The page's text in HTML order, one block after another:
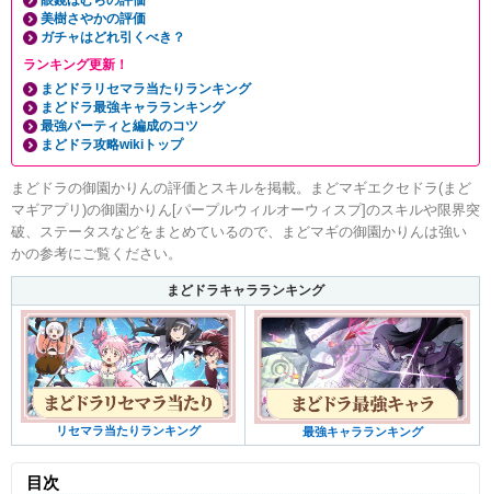
美樹さやかの評価
ガチャはどれ引くべき？
ランキング更新！
まどドラリセマラ当たりランキング
まどドラ最強キャラランキング
最強パーティと編成のコツ
まどドラ攻略wikiトップ
まどドラの御園かりんの評価とスキルを掲載。まどマギエクセドラ(まど
マギアプリ)の御園かりん[パープルウィルオーウィスプ]のスキルや限界突
破、ステータスなどをまとめているので、まどマギの御園かりんは強い
かの参考にご覧ください。
まどドラキャラランキング
リセマラ当たりランキング 最強キャラランキング
目次